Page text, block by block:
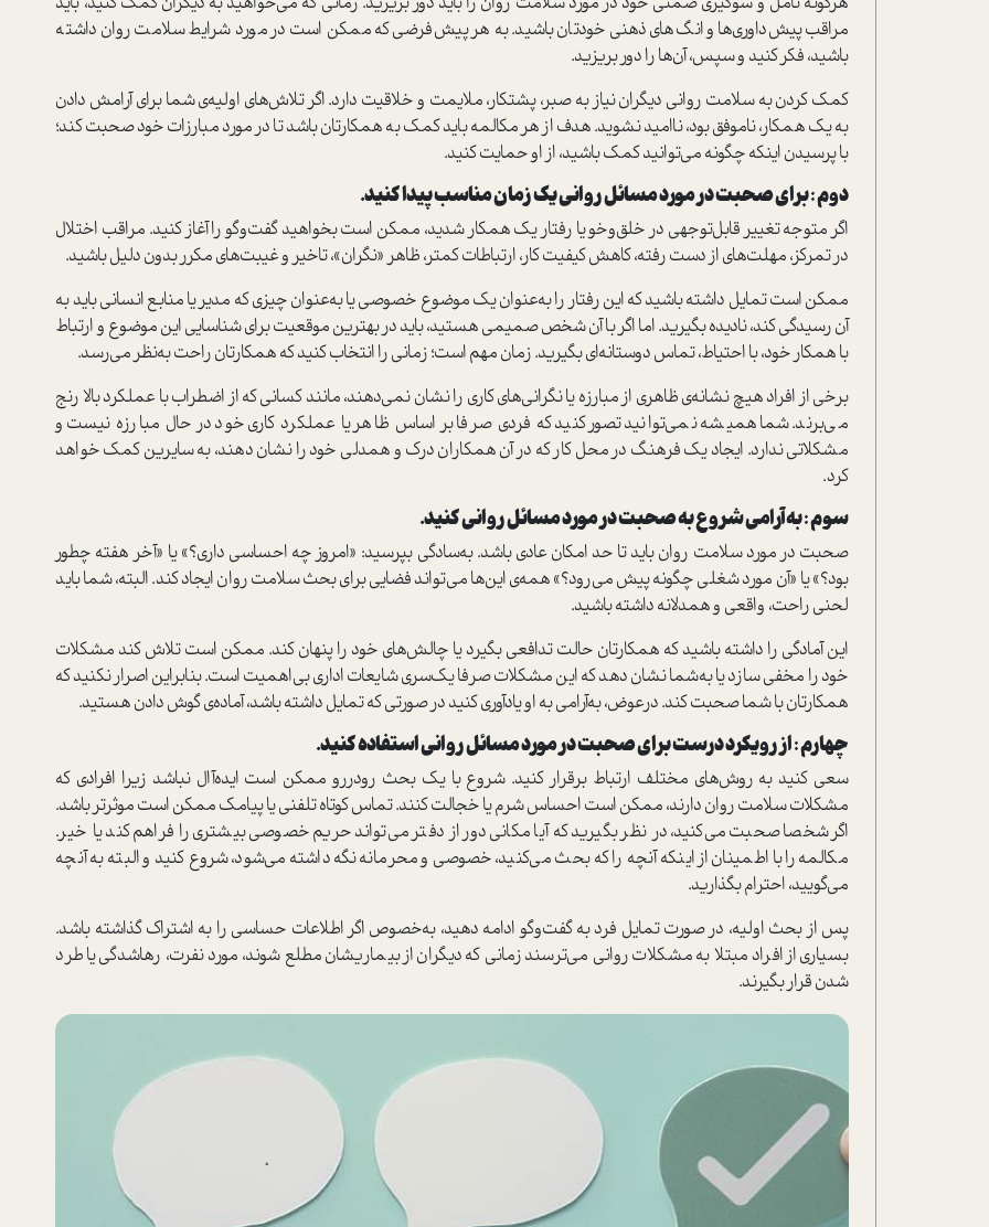
مراقب پیش‌داوری‌ها و انگ‌های ذهنی خودتان باشید. به‌ هر پیش‌فرضی که ممکن است در مورد شرایط سلامت روان داشته
باشید، فکر کنید و سپس، آن‌ها را دور بریزید.
کمک کردن به سلامت روانی دیگران نیاز به صبر، پشتکار، ملایمت و خلاقیت دارد. اگر تلاش‌های اولیه‌ی شما برای آرامش دادن
به یک همکار، ناموفق بود، ناامید نشوید. هدف از هر مکالمه باید کمک به همکارتان باشد تا در مورد مبارزات خود صحبت کند؛
با پرسیدن اینکه چگونه می‌توانید کمک باشید، از او حمایت کنید.
دوم : برای صحبت در مورد مسائل روانی یک زمان مناسب پیدا کنید.
اگر متوجه تغییر قابل‌توجهی در خلق‌وخو یا رفتار یک همکار شدید، ممکن است بخواهید گفت‌وگو را آغاز کنید. مراقب اختلال
در تمرکز، مهلت‌های از دست رفته، کاهش کیفیت کار، ارتباطات کمتر، ظاهر «نگران»، تاخیر و غیبت‌های مکرر بدون دلیل باشید.
ممکن است تمایل داشته باشید که این رفتار را به‌عنوان یک موضوع خصوصی یا به‌عنوان چیزی که مدیر یا منابع انسانی باید به
آن رسیدگی کند، نادیده بگیرید. اما اگر با آن شخص صمیمی هستید، باید در بهترین موقعیت برای شناسایی این موضوع و ارتباط
با همکار خود، با احتیاط، تماس دوستانه‌ای بگیرید. زمان مهم است؛ زمانی را انتخاب کنید که همکارتان راحت به‌نظر می‌رسد.
برخی از افراد هیچ نشانه‌ی ظاهری از مبارزه یا نگرانی‌های کاری را نشان نمی‌دهند، مانند کسانی که از اضطراب با عملکرد بالا رنج
می‌برند. شما همیشه نمی‌توانید تصور کنید که فردی صرفا بر اساس ظاهر یا عملکرد کاری خود در حال مبارزه نیست و
مشکلاتی ندارد. ایجاد یک فرهنگ در محل کار که در آن همکاران درک و همدلی خود را نشان دهند، به سایرین کمک خواهد
کرد.
سوم:بهآرامی شروع به صحبت در مورد مسائل روانی کنید.
صحبت در مورد سلامت روان باید تا حد امکان عادی باشد. به‌سادگی بپرسید: «امروز چه احساسی داری؟» یا «آخر هفته چطور
بود؟» یا «آن مورد شغلی چگونه پیش می‌رود؟» همه‌ی این‌ها می‌تواند فضایی برای بحث سلامت روان ایجاد کند. البته، شما باید
لحنی راحت، واقعی و همدلانه داشته باشید.
این آمادگی را داشته باشید که همکارتان حالت تدافعی بگیرد یا چالش‌های خود را پنهان کند. ممکن است تلاش کند مشکلات
خود را مخفی سازد یا به‌شما نشان دهد که این مشکلات صرفا یک‌سری شایعات اداری بی‌اهمیت است. بنابراین اصرار نکنید که
همکارتان با شما صحبت کند. درعوض، به‌آرامی به او یادآوری کنید در صورتی که تمایل داشته باشد، آماده‌ی گوش دادن هستید.
چهارم : از رویکرد درست برای صحبت در مورد مسائل روانی استفاده کنید.
سعی کنید به روش‌های مختلف ارتباط برقرار کنید. شروع با یک بحث رودررو ممکن است ایده‌آال نباشد زیرا افرادی که
مشکلات سلامت روان دارند، ممکن است احساس شرم یا خجالت کنند. تماس کوتاه تلفنی یا پیامک ممکن است موثرتر باشد.
اگر شخصا صحبت می‌کنید، در نظر بگیرید که آیا مکانی دور از دفتر می‌تواند حریم خصوصی بیشتری را فراهم کند یا خیر.
مکالمه را با اطمینان از اینکه آنچه را که بحث می‌کنید، خصوصی و محرمانه نگه داشته می‌شود، شروع کنید و البته به آنچه
می‌گویید، احترام بگذارید.
پس از بحث اولیه، در صورت تمایل فرد به گفت‌وگو ادامه دهید، به‌خصوص اگر اطلاعات حساسی را به اشتراک گذاشته باشد.
بسیاری از افراد مبتلا به مشکلات روانی می‌ترسند زمانی که دیگران از بیماریشان مطلع شوند، مورد نفرت، رهاشدگی یا طرد
شدن قرار بگیرند.